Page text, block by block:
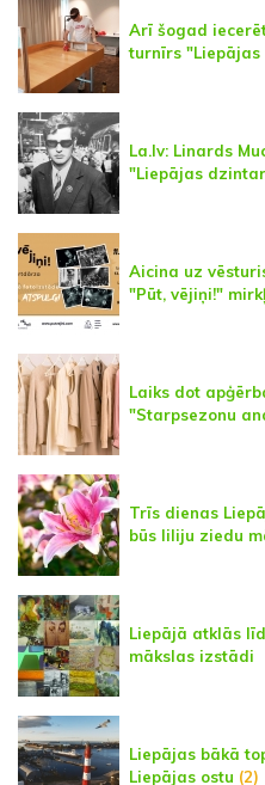
Arī šogad
turnīrs
La.lv: Linards
"Liepājas
Aicina uz
"Pūt, vējiņi!"
Laiks dot
"Starpsezonu
Trīs dienas
būs liliju ziedu
Liepājā atklās
mākslas izstādi
Liepājas bākā
Liepājas ostu (2)